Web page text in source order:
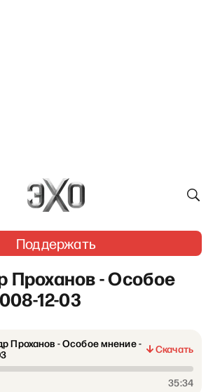
Поддержать
Проханов - Особое
12-03
Проханов - Особое мнение -
Скачать
35:34